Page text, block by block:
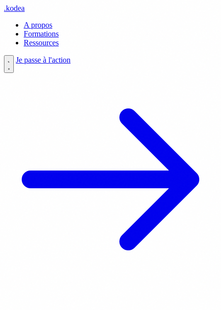
.kodea
A propos
Formations
Ressources
Je passe à l'action